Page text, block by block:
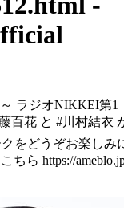
～ ラジオNIKKEI第1
百花 と #川村結衣
をどうぞお楽しみ
ら https://